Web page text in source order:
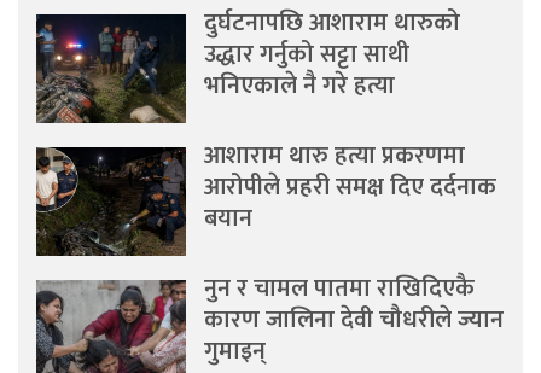
दुर्घटनापछि आशाराम थारुको
उद्धार गर्नुको सट्टा साथी
भनिएकाले नै गरे हत्या
आशाराम थारु हत्या प्रकरणमा
आरोपीले प्रहरी समक्ष दिए दर्दनाक
बयान
नुन र चामल पातमा राखिदिएकै
कारण जालिना देवी चौधरीले ज्यान
गुमाइन्